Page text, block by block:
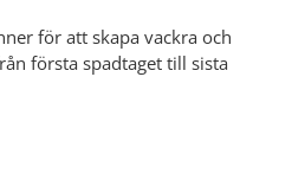
för att skapa vackra och
första spadtaget till sista